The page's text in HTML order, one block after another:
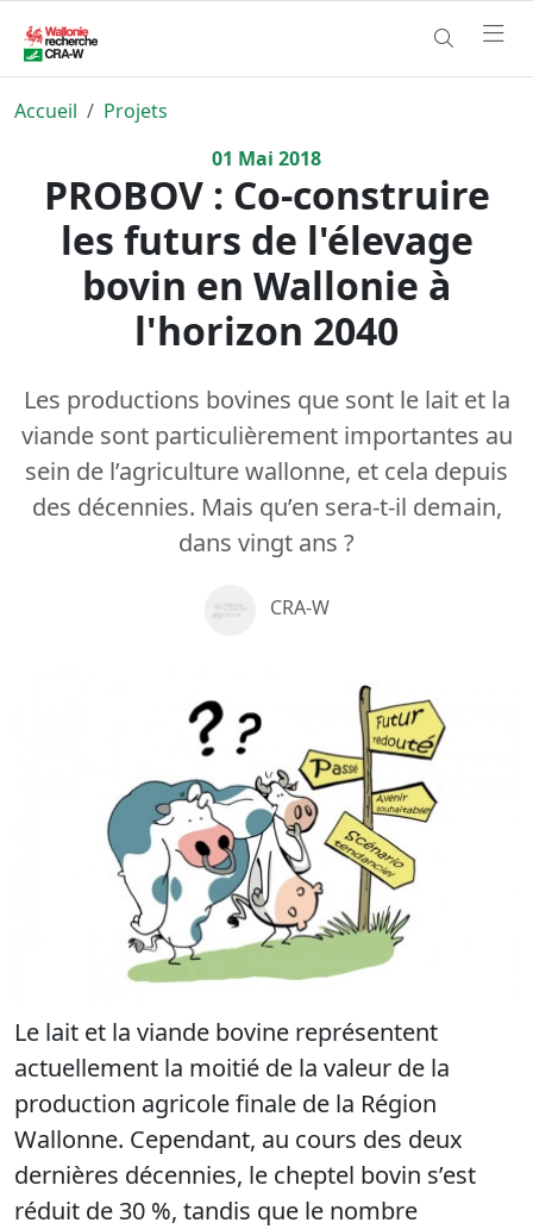
Accueil
Projets
01 Mai 2018
PROBOV : Co-construire
les futurs de l'élevage
bovin en Wallonie à
l'horizon 2040
Les productions bovines que sont le lait et la
viande sont particulièrement importantes au
sein de l’agriculture wallonne, et cela depuis
des décennies. Mais qu’en sera-t-il demain,
dans vingt ans ?
CRA-W
Le lait et la viande bovine représentent
actuellement la moitié de la valeur de la
production agricole finale de la Région
Wallonne. Cependant, au cours des deux
dernières décennies, le cheptel bovin s’est
réduit de 30 %, tandis que le nombre